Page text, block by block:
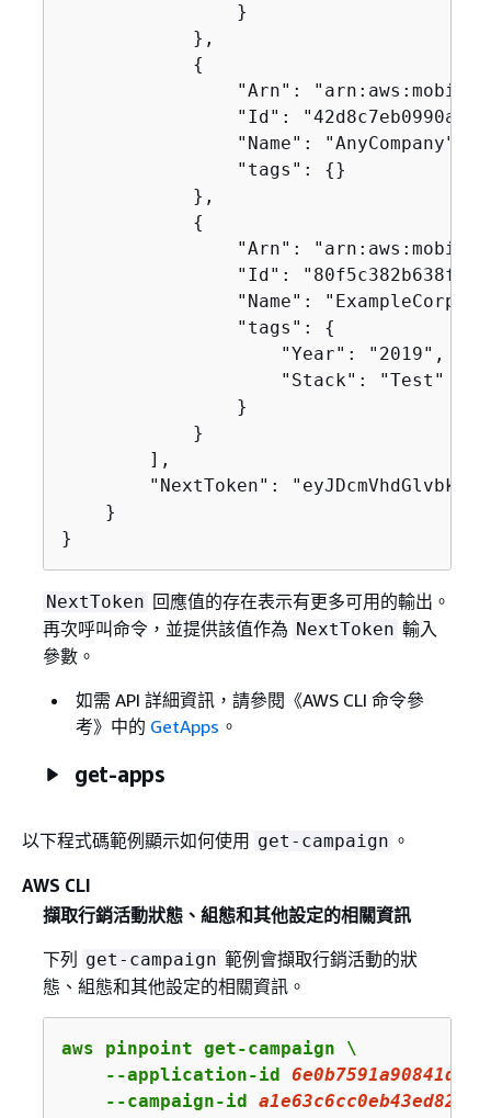
                }
            },
{
"Arn":
"Id":
                "Name": "AnyCompany",
                "tags":
{}
            },
{
"Arn":
"Id":
"Name":
                "tags":
{
                    "Year": "2019",
                    "Stack": "Test"
                }
            }
        ],
"NextToken":
    }
}
NextToken 回應值的存在表示有更多可用的輸出。
再次呼叫命令，並提供該值作為 NextToken 輸入
參數。
如需 API 詳細資訊，請參閱《AWS CLI 命令參
考》 中的 GetApps 。
get-apps
以下程式碼範例顯示如何使用 get-campaign 。
AWS CLI
擷取行銷活動狀態、組態和其他設定的相關資訊
下列
get-campaign 範例會擷取行銷活動的狀
態、組態和其他設定的相關資訊。
aws pinpoint get-campaign \
    --application-id
    --campaign-id